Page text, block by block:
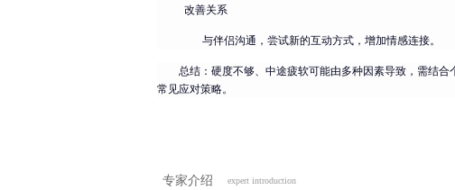
改善关系
与伴侣沟通，尝试新的互动方式，增加情感连接。
总结：硬度不够、中途疲软可能由多种因素导致，需结
常见应对策略。
专家介绍 expert introduction